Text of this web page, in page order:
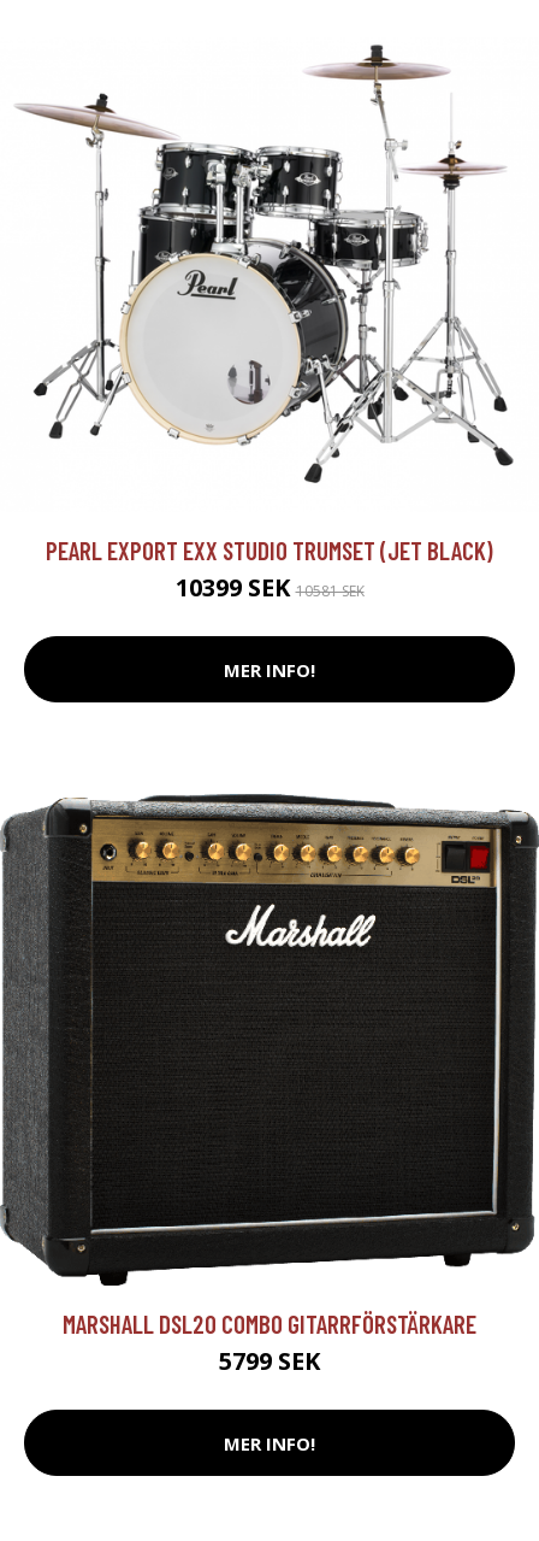
PEARL EXPORT EXX STUDIO TRUMSET (JET BLACK)
10399 SEK10581 SEK
MER INFO!
MARSHALL DSL20 COMBO GITARRFÖRSTÄRKARE
5799 SEK
MER INFO!